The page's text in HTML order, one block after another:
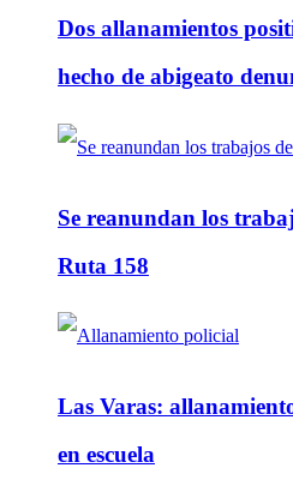
Dos allanamientos
hecho de abigeato
Se reanundan los
Ruta 158
Las Varas:
en escuela